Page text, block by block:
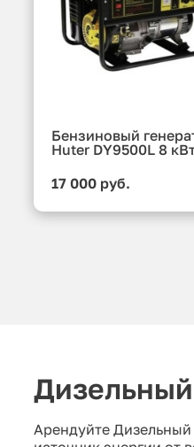
Бензиновый
Huter DY9500L 8
17 000 руб.
Дизельный
Арендуйте